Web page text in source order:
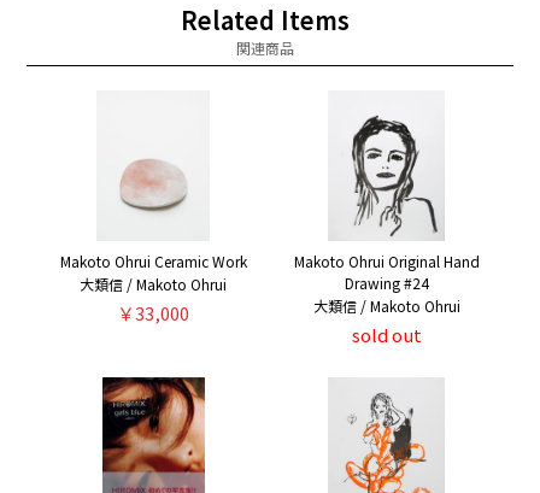
Related Items
関連商品
Makoto Ohrui Ceramic Work
大類信 / Makoto Ohrui
￥33,000
Makoto Ohrui Original Hand
Drawing #24
大類信 / Makoto Ohrui
sold out